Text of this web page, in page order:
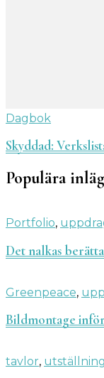
Dagbok
Skyddad:
Populära
Portfolio,
Det nalkas
Greenpeace,
Bildmontage
tavlor, utställning